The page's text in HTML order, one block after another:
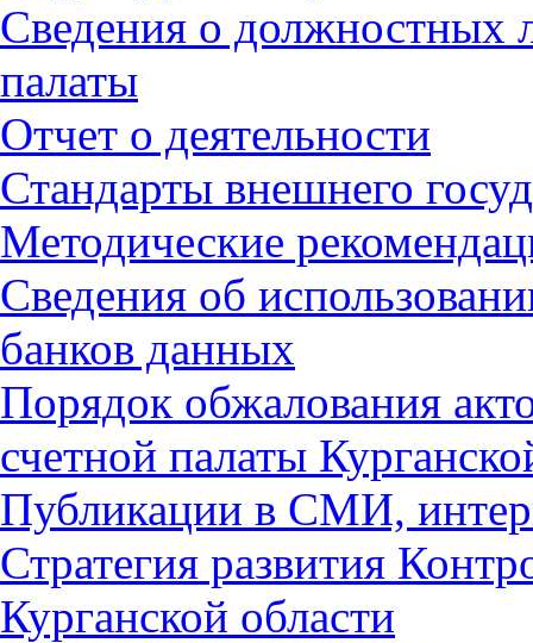
Сведения о должностных
палаты
Отчет о деятельности
Стандарты внешнего
Методические
Сведения об
банков данных
Порядок обжалования
счетной палаты
Публикации в СМИ,
Стратегия развития
Курганской области